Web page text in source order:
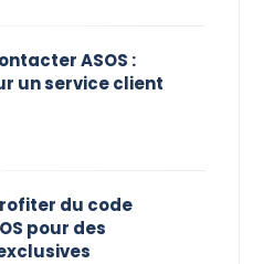
ASOS :
un service client
du code
pour des